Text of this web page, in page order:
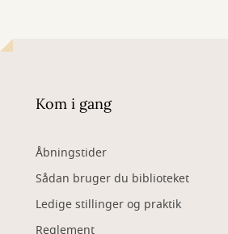
Kom i gang
Åbningstider
Sådan bruger du biblioteket
Ledige stillinger og praktik
Reglement